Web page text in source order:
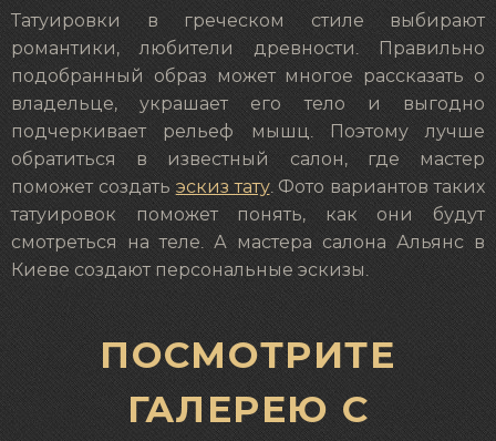
Татуировки в греческом стиле выбирают
романтики, любители древности. Правильно
подобранный образ может многое рассказать о
владельце, украшает его тело и выгодно
подчеркивает рельеф мышц. Поэтому лучше
обратиться в известный салон, где мастер
поможет создатьэскиз тату. Фото вариантов таких
татуировок поможет понять, как они будут
смотреться на теле. А мастера салона Альянс в
Киеве создают персональные эскизы.
ПОСМОТРИТЕ
ГАЛЕРЕЮ С